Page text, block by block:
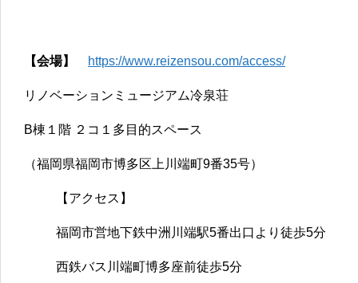
【会場】 https://www.reizensou.com/access/
リノベーションミュージアム冷泉荘
B棟１階 ２コ１多目的スペース
（福岡県福岡市博多区上川端町9番35号）
【アクセス】
福岡市営地下鉄中洲川端駅5番出口より徒歩5分
西鉄バス川端町博多座前徒歩5分